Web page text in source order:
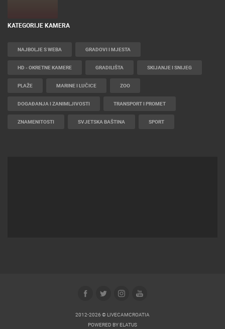
KATEGORIJE KAMERA
NAJBOLJE S WEBA GRADOVI I MJESTA
HD - OKRETNE KAMERE GRADILIŠTA SKIJANJE I SNIJEG
PLAŽE MARINE I LUČICE ZOO
DOGAĐANJA I ZANIMLJIVOSTI TRANSPORT I PROMET
ZNAMENITOSTI SVJETSKA BAŠTINA SPORT
2012-2026 © LIVECAMCROATIA
POWERED BY ELATUS